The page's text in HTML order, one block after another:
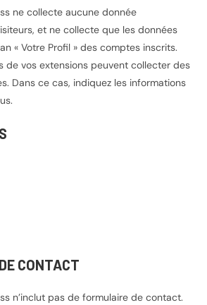
ne collecte aucune donnée
et ne collecte que les données
« Votre Profil » des comptes inscrits.
de vos extensions peuvent collecter des
Dans ce cas, indiquez les informations
CONTACT
n’inclut pas de formulaire de contact.